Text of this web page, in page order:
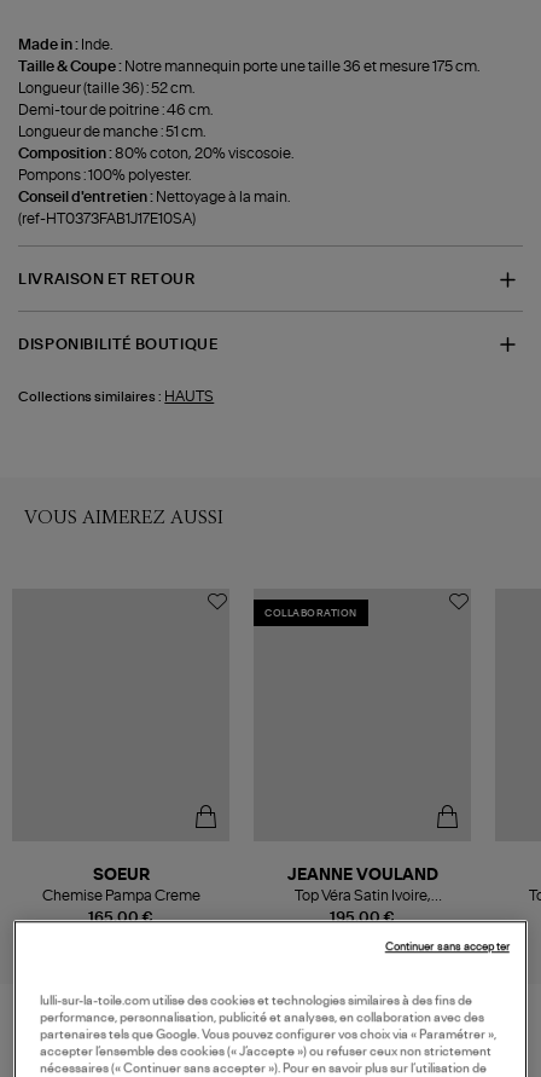
Made in : Inde.
Taille & Coupe : Notre mannequin porte une taille 36 et mesure 175 cm.
Longueur (taille 36) : 52 cm.
Demi-tour de poitrine : 46 cm.
Longueur de manche : 51 cm.
Composition :80% coton, 20% viscosoie.
Pompons : 100% polyester.
Conseil d'entretien : Nettoyage à la main.
(ref-HT0373FAB1J17E10SA)
LIVRAISON ET RETOUR
DISPONIBILITÉ BOUTIQUE
Collections similaires : HAUTS
VOUS AIMEREZ AUSSI
165,00 €
SOEUR
Chemise Pampa Creme
COLLABORATION
195,00 €
JEANNE VOULAND
Top Véra Satin Ivoire,
Collaboration Jeanne Vouland
VOS DERNIERS PRODUITS VUS
lulli-sur-la-toile.com utilise des cookies et technologies similaires à des fins de
performance, personnalisation, publicité et analyses, en collaboration avec des
partenaires tels que Google. Vous pouvez configurer vos choix via « Paramétrer »,
accepter l’ensemble des cookies (« J’accepte ») ou refuser ceux non strictement
nécessaires (« Continuer sans accepter »). Pour en savoir plus sur l’utilisation de
Continuer sans accepter